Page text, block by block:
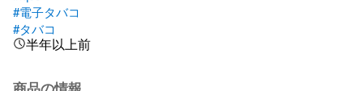
#電子タバコ
#タバコ
半年以上前